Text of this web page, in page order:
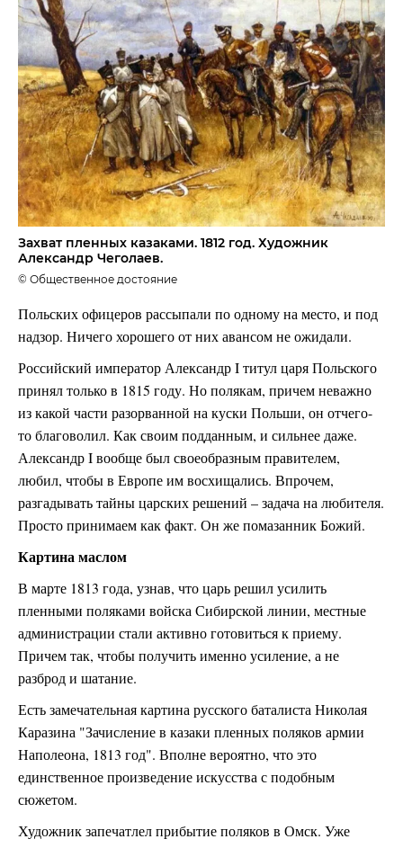
Захват пленных казаками. 1812 год. Художник
Александр Чеголаев.
© Общественное достояние
Польских офицеров рассыпали по одному на место, и под
надзор. Ничего хорошего от них авансом не ожидали.
Российский император Александр I титул царя Польского
принял только в 1815 году. Но полякам, причем неважно
из какой части разорванной на куски Польши, он отчего-
то благоволил. Как своим подданным, и сильнее даже.
Александр I вообще был своеобразным правителем,
любил, чтобы в Европе им восхищались. Впрочем,
разгадывать тайны царских решений – задача на любителя.
Просто принимаем как факт. Он же помазанник Божий.
Картина маслом
В марте 1813 года, узнав, что царь решил усилить
пленными поляками войска Сибирской линии, местные
администрации стали активно готовиться к приему.
Причем так, чтобы получить именно усиление, а не
разброд и шатание.
Есть замечательная картина русского баталиста Николая
Каразина "Зачисление в казаки пленных поляков армии
Наполеона, 1813 год". Вполне вероятно, что это
единственное произведение искусства с подобным
сюжетом.
Художник запечатлел прибытие поляков в Омск. Уже